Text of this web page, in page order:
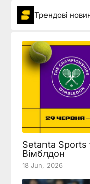
Трендові
Setanta Sports
Вімблдон
18 Jun, 2026